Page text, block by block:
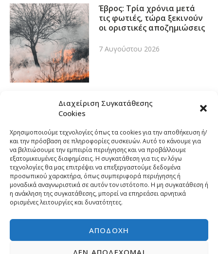
Διαχείριση Συγκατάθεσης
Cookies
Χρησιμοποιούμε τεχνολογίες όπως τα cookies για την αποθήκευση ή/
και την πρόσβαση σε πληροφορίες συσκευών. Αυτό το κάνουμε για
να βελτιώσουμε την εμπειρία περιήγησης και να προβάλλουμε
εξατομικευμένες διαφημίσεις. Η συγκατάθεση για τις εν λόγω
τεχνολογίες θα μας επιτρέψει να επεξεργαστούμε δεδομένα
προσωπικού χαρακτήρα, όπως συμπεριφορά περιήγησης ή
μοναδικά αναγνωριστικά σε αυτόν τον ιστότοπο. Η μη συγκατάθεση ή
η ανάκληση της συγκατάθεσης, μπορεί να επηρεάσει αρνητικά
ορισμένες λειτουργίες και δυνατότητες.
ΑΠΟΔΟΧΉ
ΔΕΝ ΑΠΟΔΈΧΟΜΑΙ
Έβρος: Τρία χρόνια μετά
τις φωτιές, τώρα ξεκινούν
οι οριστικές αποζημιώσεις
7 Αυγούστου 2026